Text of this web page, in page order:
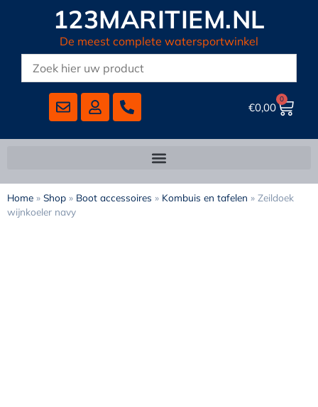
123MARITIEM.NL
De meest complete watersportwinkel
€0,00
0
Home » Shop » Boot accessoires » Kombuis en tafelen » Zeildoek
wijnkoeler navy